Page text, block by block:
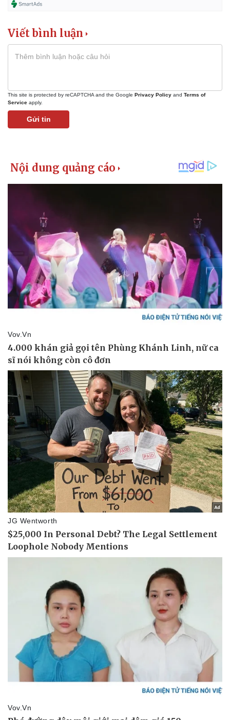
Tin nóng
Bóng đá
Lịch thi đấu bóng đá
Ô tô - Xe máy
Xe máy
Viết bình luận
This site is protected by reCAPTCHA and the Google Privacy Policy and Terms of
Service apply.
Gửi tin